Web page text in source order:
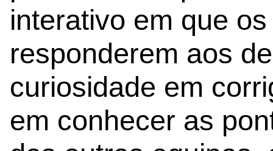
interativo em que
responderem aos
curiosidade em
em conhecer as